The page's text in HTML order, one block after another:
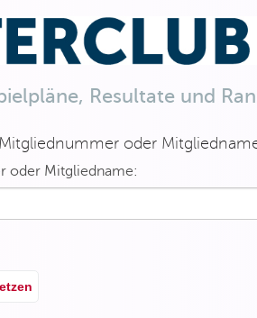
Resultate und
oder
oder Mitgliedname: